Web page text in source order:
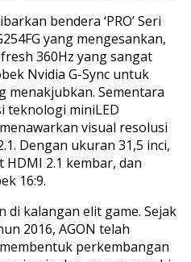
bendera ‘PRO’ Seri
yang mengesankan,
360Hz yang sangat
Nvidia G-Sync untuk
menakjubkan. Sementara
teknologi miniLED
visual resolusi
Dengan ukuran 31,5 inci,
HDMI 2.1 kembar, dan
16:9.
di kalangan elit game. Sejak
2016, AGON telah
perkembangan